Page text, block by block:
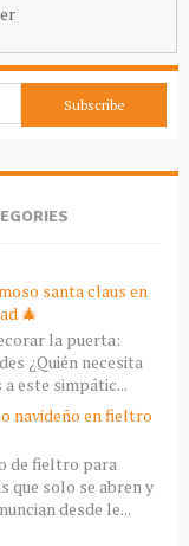
santa claus en
🎄
la puerta:
¿Quién necesita
este simpátic...
navideño en fieltro
de fieltro para
que solo se abren y
desde le...